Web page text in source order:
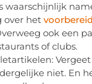
waarschijnlijk
over het
ook een
of clubs.
niet. En